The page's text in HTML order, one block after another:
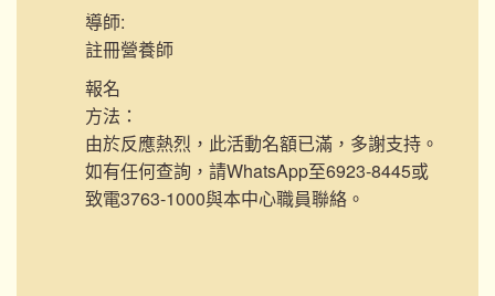
導師:
註冊營養師
報名
方法：
由於反應熱烈，此活動名額已滿，多謝支持。
如有任何查詢，請WhatsApp至6923-8445或
致電3763-1000與本中心職員聯絡。